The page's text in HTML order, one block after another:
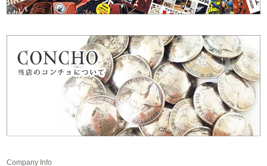
Company Info